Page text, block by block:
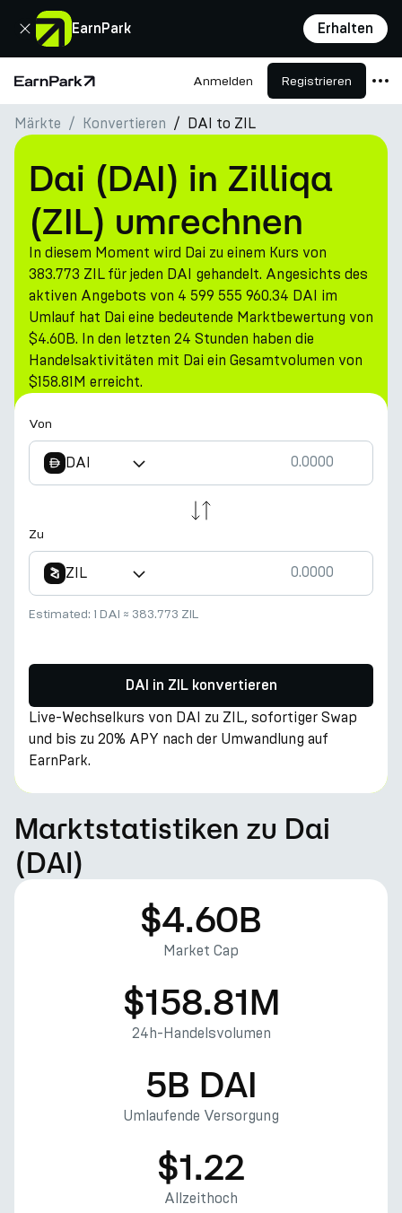
EarnPark Erhalten
Schließen
Startseite Anmelden Registrieren
Produkte
Märkte
Rechner
PARK Token
Ressourcen
Unternehmen
Märkte Konvertieren DAI to ZIL
Dai (DAI) in Zilliqa
(ZIL) umrechnen
In diesem Moment wird Dai zu einem Kurs von
383.773 ZIL für jeden DAI gehandelt. Angesichts des
aktiven Angebots von 4 599 555 960.34 DAI im
Umlauf hat Dai eine bedeutende Marktbewertung von
$4.60B. In den letzten 24 Stunden haben die
Handelsaktivitäten mit Dai ein Gesamtvolumen von
$158.81M erreicht.
Von
DAI
Zu
ZIL
Estimated: 1 DAI ≈ 383.773 ZIL
DAI in ZIL konvertieren
Live-Wechselkurs von DAI zu ZIL, sofortiger Swap
und bis zu 20% APY nach der Umwandlung auf
EarnPark.
Marktstatistiken zu Dai
(DAI)
$4.60B
Market Cap
$158.81M
24h-Handelsvolumen
5B DAI
Umlaufende Versorgung
$1.22
Allzeithoch